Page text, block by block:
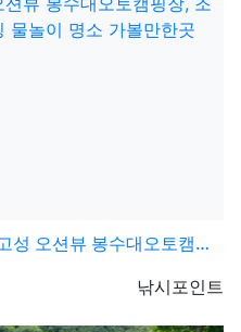
뷰 봉수대오토캠핑장, 조용하고 …
등록자
낚시포인트